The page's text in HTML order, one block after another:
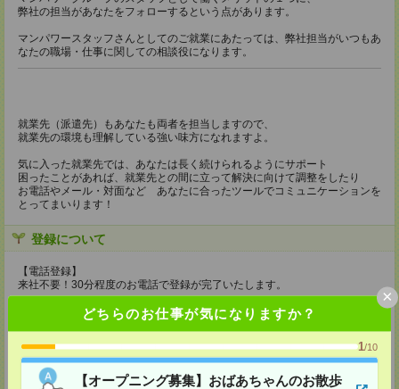
どちらのお仕事が気になりますか？
1/10
【オープニング募集】おばあちゃんのお散歩
×
弊社の担当があなたをフォローするという点があります。
マンパワースタッフさんとしてのご就業にあたっては、弊社担当がいつもあ
なたの職場・仕事に関しての相談役になります。
就業先（派遣先）もあなたも両者を担当しますので、
就業先の環境も理解している強い味方になれますよ。
気に入った就業先では、あなたは長く続けられるようにサポート
困ったことがあれば、就業先との間に立って解決に向けて調整をしたり
お電話やメール・対面など あなたに合ったツールでコミュニケーションを
とってまいります！
登録について
【電話登録】
来社不要！30分程度のお電話で登録が完了いたします。
★登録に際しての予約・来社は不要です★
こちらからご連絡いたしますのでお待ちください。
ご応募頂いた後、案内メールをお送りしますので
内容をご確認ください。